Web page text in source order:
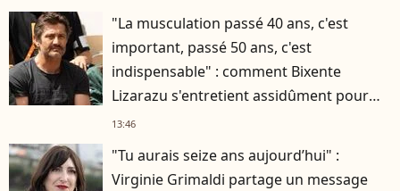
"La musculation passé 40 ans, c'est
important, passé 50 ans, c'est
indispensable" : comment Bixente
Lizarazu s'entretient assidûment pour
rester musclé à 56 ans ?
13:46
"Tu aurais seize ans aujourd’hui" :
Virginie Grimaldi partage un message